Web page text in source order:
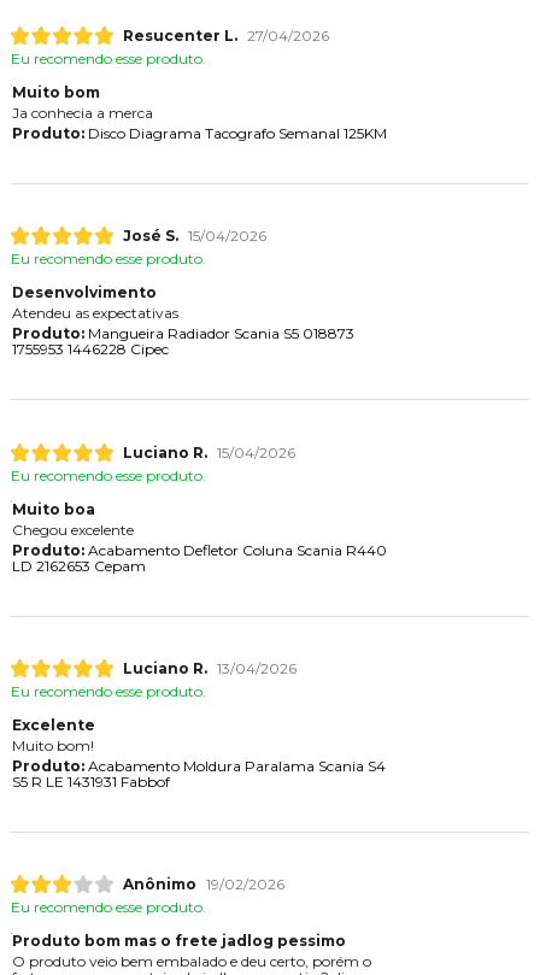
Resucenter L. 27/04/2026
Eu recomendo esse produto.
Muito bom
Ja conhecia a merca
Produto:Disco Diagrama Tacografo Semanal 125KM
José S. 15/04/2026
Eu recomendo esse produto.
Desenvolvimento
Atendeu as expectativas
Produto:Mangueira Radiador Scania S5 018873
1755953 1446228 Cipec
Luciano R. 15/04/2026
Eu recomendo esse produto.
Muito boa
Chegou excelente
Produto:Acabamento Defletor Coluna Scania R440
LD 2162653 Cepam
Luciano R. 13/04/2026
Eu recomendo esse produto.
Excelente
Muito bom!
Produto:Acabamento Moldura Paralama Scania S4
S5 R LE 1431931 Fabbof
Anônimo 19/02/2026
Eu recomendo esse produto.
Produto bom mas o frete jadlog pessimo
O produto veio bem embalado e deu certo, porém o